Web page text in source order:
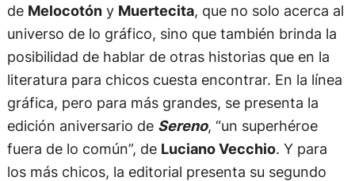
de Melocotóny Muertecita, que no solo acerca al
universo de lo gráfico, sino que también brinda la
posibilidad de hablar de otras historias que en la
literatura para chicos cuesta encontrar. En la línea
gráfica, pero para más grandes, se presenta la
edición aniversario de Sereno, “un superhéroe
fuera de lo común”, de Luciano Vecchio. Y para
los más chicos, la editorial presenta su segundo